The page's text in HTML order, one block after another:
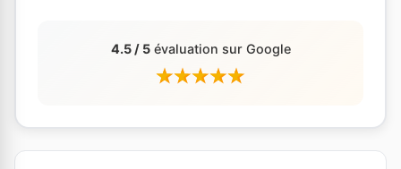
4.5 / 5évaluation sur Google